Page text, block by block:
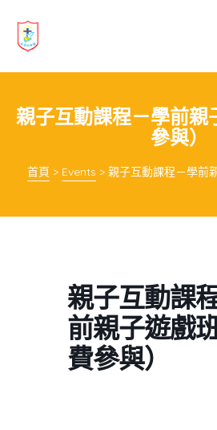
親子互動課程－學前親
參與）
首頁 > Events > 親子互動課程－學前
親子互動課
前親子遊戲
費參與）
教育